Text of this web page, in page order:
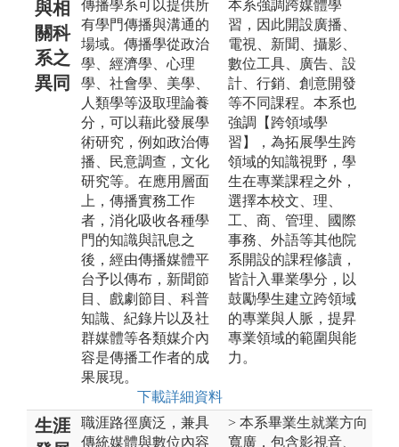
與相
關科
系之
異同
傳播學系可以提供所
有學門傳播與溝通的
場域。傳播學從政治
學、經濟學、心理
學、社會學、美學、
人類學等汲取理論養
分，可以藉此發展學
術研究，例如政治傳
播、民意調查，文化
研究等。在應用層面
上，傳播實務工作
者，消化吸收各種學
門的知識與訊息之
後，經由傳播媒體平
台予以傳布，新聞節
目、戲劇節目、科普
知識、紀錄片以及社
群媒體等各類媒介內
容是傳播工作者的成
果展現。
下載詳細資料
本系強調跨媒體學
習，因此開設廣播、
電視、新聞、攝影、
數位工具、廣告、設
計、行銷、創意開發
等不同課程。本系也
強調【跨領域學
習】，為拓展學生跨
領域的知識視野，學
生在專業課程之外，
選擇本校文、理、
工、商、管理、國際
事務、外語等其他院
系開設的課程修讀，
皆計入畢業學分，以
鼓勵學生建立跨領域
的專業與人脈，提昇
專業領域的範圍與能
力。
生涯
職涯路徑廣泛，兼具
傳統媒體與數位內容
> 本系畢業生就業方向
寬廣，包含影視音、